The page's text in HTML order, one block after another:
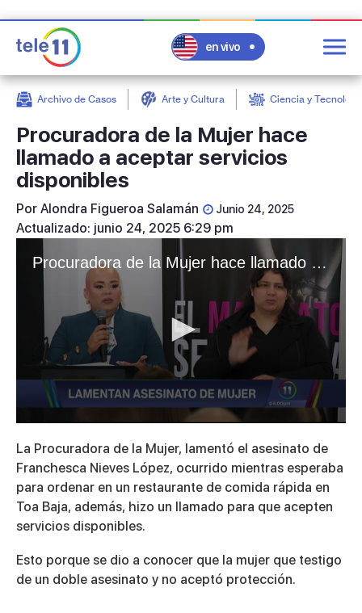
en vivo
Archivo de Casos Arte y Cultura Ciencia y
Procuradora de la Mujer hace
llamado a aceptar servicios
disponibles
Por Alondra Figueroa Salamán Junio 24, 2025
Actualizado: junio 24, 2025 6:29 pm
Procuradora de la Mujer hace llamado a aceptar servicios disponibles
seconds
of
2
4
seconds
La Procuradora de la Mujer, lamentó el asesinato de
Franchesca Nieves López, ocurrido mientras esperaba
para ordenar en un restaurante de comida rápida en
Toa Baja, además, hizo un llamado para que acepten
servicios disponibles.
Esto porque se dio a conocer que la mujer que testigo
de un doble asesinato y no aceptó protección.
post